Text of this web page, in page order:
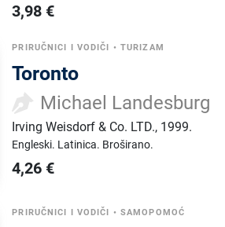
3,98 €
PRIRUČNICI I VODIČI • TURIZAM
Toronto
Michael Landesburg
Irving Weisdorf & Co. LTD., 1999.
Engleski. Latinica. Broširano.
4,26 €
PRIRUČNICI I VODIČI • SAMOPOMOĆ